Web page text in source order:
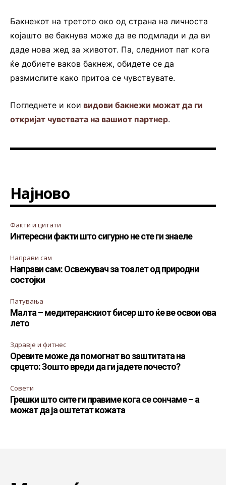
Бакнежот на третото око од страна на личноста
којашто ве бакнува може да ве подмлади и да ви
даде нова жед за животот. Па, следниот пат кога
ќе добиете ваков бакнеж, обидете се да
размислите како притоа се чувствувате.
Погледнете и кои видови бакнежи можат да ги
откријат чувствата на вашиот партнер.
Најново
Факти и цитати
Интересни факти што сигурно не сте ги знаеле
Направи сам
Направи сам: Освежувач за тоалет од природни
состојки
Патувања
Малта – медитеранскиот бисер што ќе ве освои ова
лето
Здравје и фитнес
Оревите може да помогнат во заштитата на
срцето: Зошто вреди да ги јадете почесто?
Совети
Грешки што сите ги правиме кога се сончаме – а
можат да ја оштетат кожата